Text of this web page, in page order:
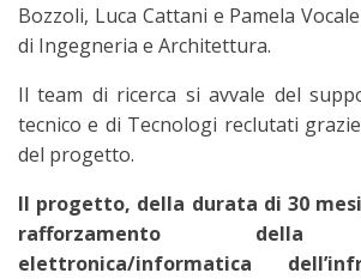
Bozzoli, Luca Cattani e Pamela
di Ingegneria e Architettura.
Il team di ricerca si avvale del
tecnico e di Tecnologi reclutati
del progetto.
Il progetto, della durata di 30
rafforzamento della
elettronica/informatica